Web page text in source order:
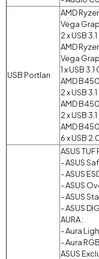
USB Portları
AMD
Vega
2 x USB
AMD
Vega
1 x USB
AMD
2 x USB
AMD
2 x USB
AMD
6 x USB
ASUS TUF
- ASUS
- ASUS
- ASUS
- ASUS
- ASUS
AURA :
- Aura
- Aura
ASUS